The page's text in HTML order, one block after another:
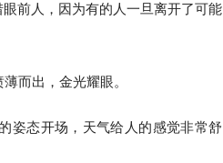
前人，因为有的人一旦离开了可能
而出，金光耀眼。
姿态开场，天气给人的感觉非常舒